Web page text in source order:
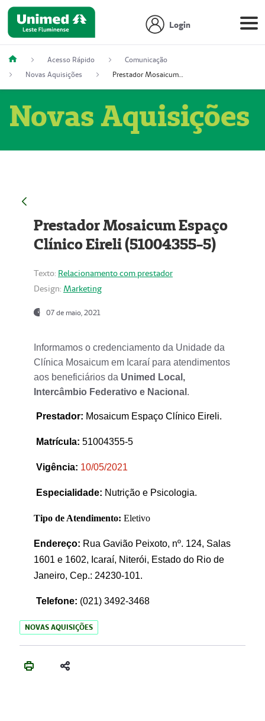
Login
Acesso Rápido
Comunicação
Novas Aquisições
Prestador Mosaicum Espaço Clínico Eireli (51004355-5)
Novas Aquisições
Prestador Mosaicum Espaço
Clínico Eireli (51004355-5)
Texto: Relacionamento com prestador
Design: Marketing
07 de maio, 2021
Informamos o credenciamento da Unidade da
Clínica Mosaicum em Icaraí para atendimentos
aos beneficiários da Unimed Local,
Intercâmbio Federativo e Nacional .
Prestador: Mosaicum Espaço Clínico Eireli.
Matrícula: 51004355-5
Vigência: 10/05/2021
Especialidade: Nutrição e Psicologia.
Tipo de Atendimento: Eletivo
Endereço: Rua Gavião Peixoto, nº. 124, Salas
1601 e 1602, Icaraí, Niterói, Estado do Rio de
Janeiro, Cep.: 24230-101.
Telefone: (021) 3492-3468
NOVAS AQUISIÇÕES